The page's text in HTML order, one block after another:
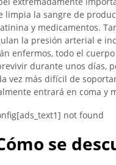
limpia la sangre de
y medicamentos.
la presión arterial e
enfermos, todo el
durante unos días,
vez más difícil de
entrará en coma y
not found
se